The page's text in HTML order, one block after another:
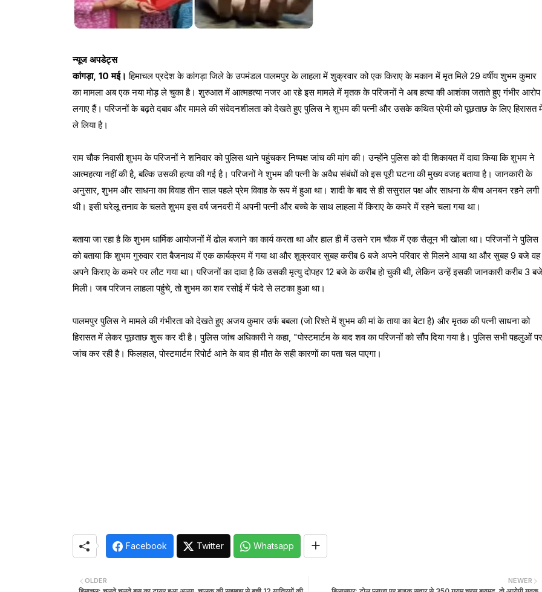
न्यूज अपडेट्स
कांगड़ा, 10 मई।हिमाचल प्रदेश के कांगड़ा जिले के उपमंडल पालमपुर के लाहला में शुक्रवार को एक किराए के मकान में मृत मिले 29 वर्षीय शुभम कुमार
का मामला अब एक नया मोड़ ले चुका है। शुरुआत में आत्महत्या नजर आ रहे इस मामले में मृतक के परिजनों ने अब हत्या की आशंका जताते हुए गंभीर आरोप
लगाए हैं। परिजनों के बढ़ते दबाव और मामले की संवेदनशीलता को देखते हुए पुलिस ने शुभम की पत्नी और उसके कथित प्रेमी को पूछताछ के लिए हिरासत
ले लिया है।
राम चौक निवासी शुभम के परिजनों ने शनिवार को पुलिस थाने पहुंचकर निष्पक्ष जांच की मांग की। उन्होंने पुलिस को दी शिकायत में दावा किया कि शुभम ने
आत्महत्या नहीं की है, बल्कि उसकी हत्या की गई है। परिजनों ने शुभम की पत्नी के अवैध संबंधों को इस पूरी घटना की मुख्य वजह बताया है। जानकारी के
अनुसार, शुभम और साधना का विवाह तीन साल पहले प्रेम विवाह के रूप में हुआ था। शादी के बाद से ही ससुराल पक्ष और साधना के बीच अनबन रहने लगी
थी। इसी घरेलू तनाव के चलते शुभम इस वर्ष जनवरी में अपनी पत्नी और बच्चे के साथ लाहला में किराए के कमरे में रहने चला गया था।
बताया जा रहा है कि शुभम धार्मिक आयोजनों में ढोल बजाने का कार्य करता था और हाल ही में उसने राम चौक में एक सैलून भी खोला था। परिजनों ने पुलिस
को बताया कि शुभम गुरुवार रात बैजनाथ में एक कार्यक्रम में गया था और शुक्रवार सुबह करीब 6 बजे अपने परिवार से मिलने आया था और सुबह 9 बजे वह
अपने किराए के कमरे पर लौट गया था। परिजनों का दावा है कि उसकी मृत्यु दोपहर 12 बजे के करीब हो चुकी थी, लेकिन उन्हें इसकी जानकारी करीब 3
मिली। जब परिजन लाहला पहुंचे, तो शुभम का शव रसोई में फंदे से लटका हुआ था।
पालमपुर पुलिस ने मामले की गंभीरता को देखते हुए अजय कुमार उर्फ बबला (जो रिश्ते में शुभम की मां के ताया का बेटा है) और मृतक की पत्नी साधना को
हिरासत में लेकर पूछताछ शुरू कर दी है। पुलिस जांच अधिकारी ने कहा, "पोस्टमार्टम के बाद शव का परिजनों को सौंप दिया गया है। पुलिस सभी पहलुओं पर
जांच कर रही है। फिलहाल, पोस्टमार्टम रिपोर्ट आने के बाद ही मौत के सही कारणों का पता चल पाएगा।
Facebook Twitter Whatsapp
NEWER
OLDER